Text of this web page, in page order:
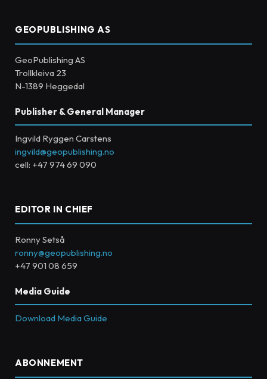
GEOPUBLISHING AS
GeoPublishing AS
Trollkleiva 23
N-1389 Heggedal
Publisher & General Manager
Ingvild Ryggen Carstens
ingvild@geopublishing.no
cell: +47 974 69 090
EDITOR IN CHIEF
Ronny Setså
ronny@geopublishing.no
+47 901 08 659
Media Guide
Download Media Guide
ABONNEMENT